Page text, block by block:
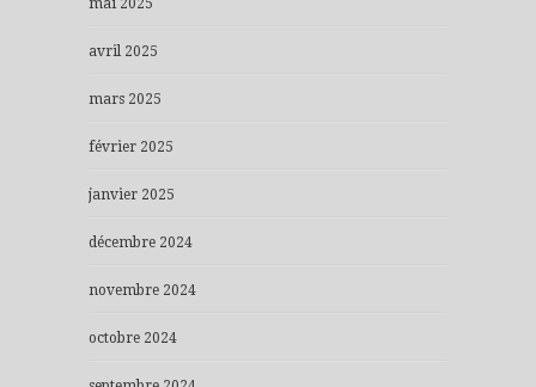
mai 2025
avril 2025
mars 2025
février 2025
janvier 2025
décembre 2024
novembre 2024
octobre 2024